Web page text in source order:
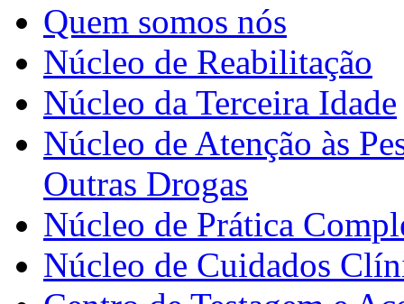
Quem somos nós
Núcleo de Reabilitação
Núcleo da Terceira Idade
Núcleo de Atenção às
Outras Drogas
Núcleo de Prática
Núcleo de Cuidados